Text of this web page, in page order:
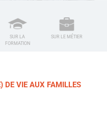
SUR LA
FORMATION
SUR LE MÉTIER
DE VIE AUX FAMILLES